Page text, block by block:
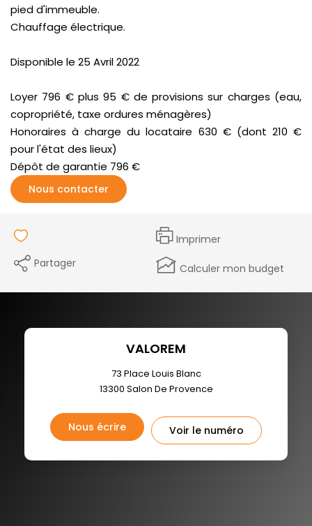
pied d'immeuble.
Chauffage électrique.
Disponible le 25 Avril 2022
Loyer 796 € plus 95 € de provisions sur charges (eau,
copropriété, taxe ordures ménagères)
Honoraires à charge du locataire 630 € (dont 210 €
pour l'état des lieux)
Dépôt de garantie 796 €
Nous contacter
Imprimer
Partager
Calculer mon budget
VALOREM
73 Place Louis Blanc
13300 Salon De Provence
Nous écrire Voir le numéro